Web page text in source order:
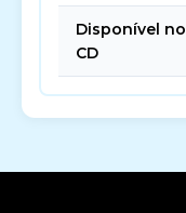
Disponível no
CD